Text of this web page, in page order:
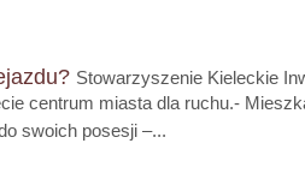
Stowarzyszenie Kieleckie
centrum miasta dla ruchu.-
swoich posesji –...